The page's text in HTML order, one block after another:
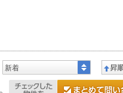
新着